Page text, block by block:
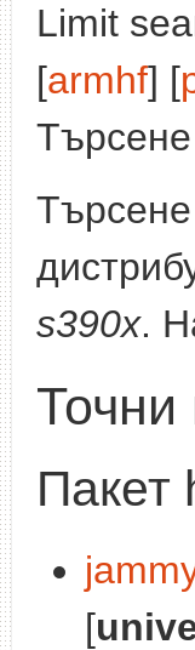
Limit
[armhf] [
s390x.
Точни
Пакет
[